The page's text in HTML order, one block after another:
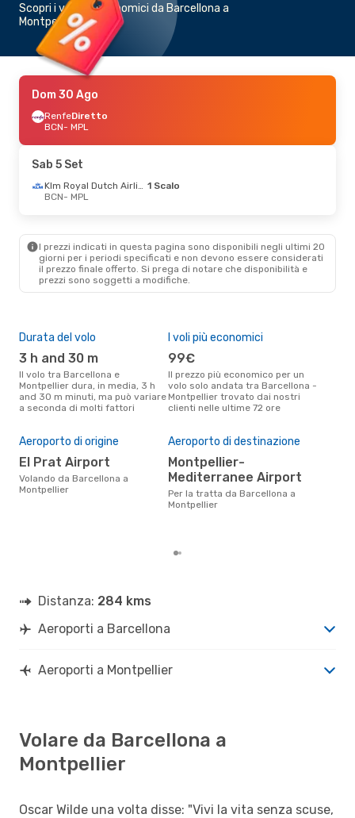
Scopri i voli più economici da Barcellona a
Montpellier
Dom 30 Ago
RenfeDiretto
BCN- MPL
Sab 5 Set
Klm Royal Dutch Airlines 1 Scalo
BCN- MPL
I prezzi indicati in questa pagina sono disponibili negli ultimi 20
giorni per i periodi specificati e non devono essere considerati
il ​​prezzo finale offerto. Si prega di notare che disponibilità e
prezzi sono soggetti a modifiche.
Durata del volo
3 h and 30 m
Il volo tra Barcellona e
Montpellier dura, in media, 3 h
and 30 m minuti, ma può variare
a seconda di molti fattori
I voli più economici
99€
Il prezzo più economico per un
volo solo andata tra Barcellona -
Montpellier trovato dai nostri
clienti nelle ultime 72 ore
Aeroporto di origine
El Prat Airport
Volando da Barcellona a
Montpellier
Aeroporto di destinazione
Montpellier-
Mediterranee Airport
Per la tratta da Barcellona a
Montpellier
Distanza: 284 kms
Aeroporti a Barcellona
Aeroporti a Montpellier
Volare da Barcellona a
Montpellier
Oscar Wilde una volta disse: "Vivi la vita senza scuse,